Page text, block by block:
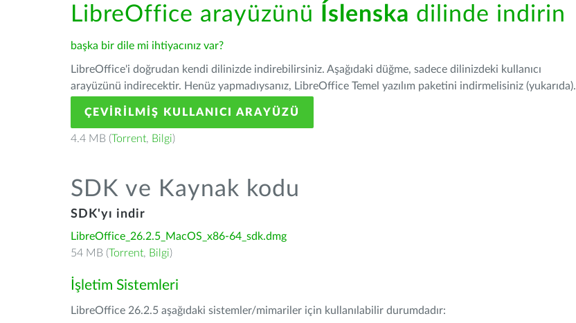
LibreOffice arayüzünü Íslenska dilinde indirin
başka bir dile mi ihtiyacınız var?
LibreOffice'i doğrudan kendi dilinizde indirebilirsiniz. Aşağıdaki düğme, sadece dilinizdeki kullanıcı
arayüzünü indirecektir. Henüz yapmadıysanız, LibreOffice Temel yazılım paketini indirmelisiniz (yukarıda).
ÇEVIRILMIŞ KULLANICI ARAYÜZÜ
4.4 MB (Torrent, Bilgi)
SDK ve Kaynak kodu
SDK'yı indir
LibreOffice_26.2.5_MacOS_x86-64_sdk.dmg
54 MB (Torrent, Bilgi)
İşletim Sistemleri
LibreOffice 26.2.5 aşağıdaki sistemler/mimariler için kullanılabilir durumdadır: